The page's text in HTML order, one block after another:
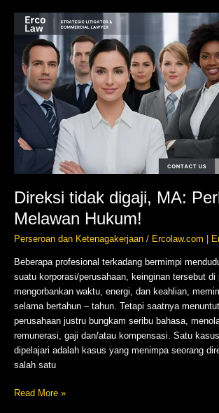
Direksi tidak digaji, MA:
Melawan Hukum!
Perseroan dan Ketenagakerjaan/ Ercolaw.com |
Beberapa profesional terkadang bermimpi
suatu korporasi/perusahaan, keinginan tersebut di
mengorbankan waktu, energi, dan keahlian,
selama bertahun – tahun. Tetapi saatnya
perusahaan justru bungkam seribu bahasa,
remunerasi, gaji dan/atau kompensasi. Satu
dipelajari adalah kasus yang menimpa seorang
salah satu
Direksi
tidak
digaji,
MA:
Perbuatan
Melawan
Hukum!
Read More »